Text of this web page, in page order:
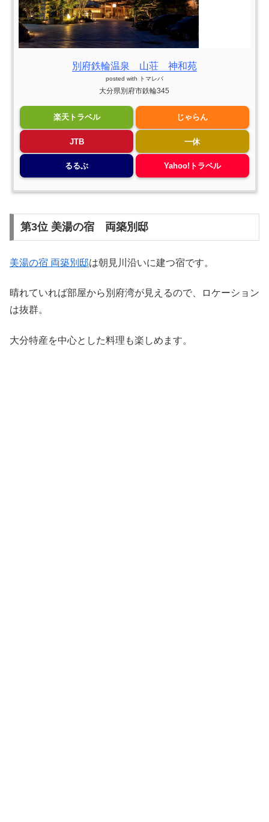
別府鉄輪温泉 山荘 神和苑
posted with トマレバ
大分県別府市鉄輪345
楽天トラベル じゃらん
JTB 一休
るるぶ Yahoo!トラベル
第3位 美湯の宿 両築別邸
美湯の宿 両築別邸は朝見川沿いに建つ宿です。
晴れていれば部屋から別府湾が見えるので、ロケーション
は抜群。
大分特産を中心とした料理も楽しめます。